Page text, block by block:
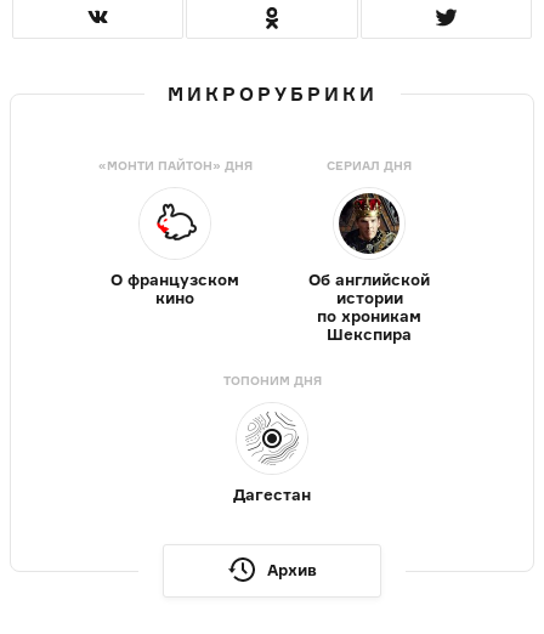
МИКРОРУБРИКИ
«МОНТИ ПАЙТОН» ДНЯ
О французском
кино
СЕРИАЛ ДНЯ
Об английской
истории
по хроникам
Шекспира
ТОПОНИМ ДНЯ
Дагестан
Архив